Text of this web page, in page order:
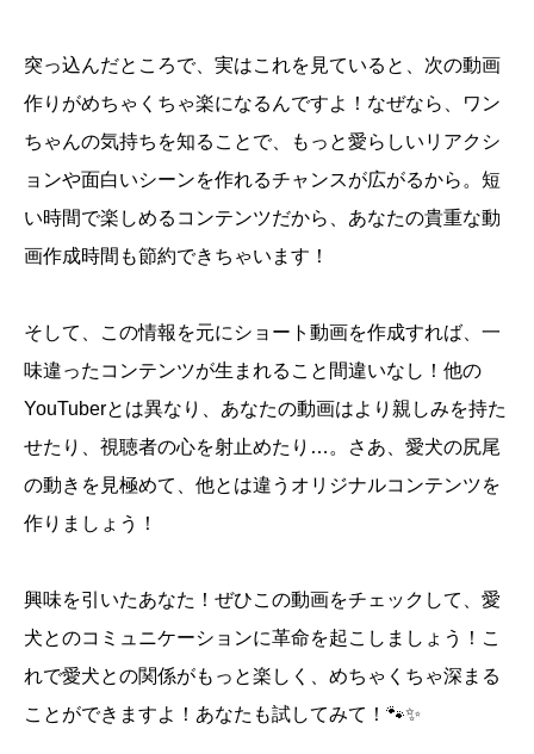
突っ込んだところで、実はこれを見ていると、次の動画
作りがめちゃくちゃ楽になるんですよ！なぜなら、ワン
ちゃんの気持ちを知ることで、もっと愛らしいリアクシ
ョンや面白いシーンを作れるチャンスが広がるから。短
い時間で楽しめるコンテンツだから、あなたの貴重な動
画作成時間も節約できちゃいます！
そして、この情報を元にショート動画を作成すれば、一
味違ったコンテンツが生まれること間違いなし！他の
YouTuberとは異なり、あなたの動画はより親しみを持た
せたり、視聴者の心を射止めたり…。さあ、愛犬の尻尾
の動きを見極めて、他とは違うオリジナルコンテンツを
作りましょう！
興味を引いたあなた！ぜひこの動画をチェックして、愛
犬とのコミュニケーションに革命を起こしましょう！こ
れで愛犬との関係がもっと楽しく、めちゃくちゃ深まる
ことができますよ！あなたも試してみて！🐾✨